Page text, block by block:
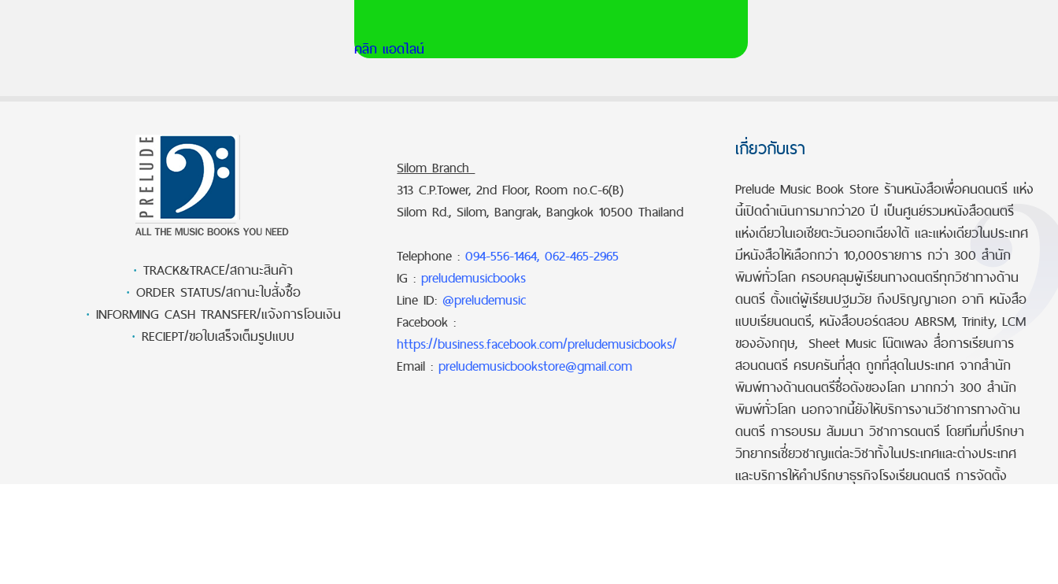
คลิก แอดไลน์
· TRACK&TRACE/สถานะสินค้า
· ORDER STATUS/สถานะใบสั่งซื้อ
· INFORMING CASH TRANSFER/แจ้งการโอนเงิน
· RECIEPT/ขอใบเสร็จเต็มรูปแบบ
Silom Branch
313 C.P.Tower, 2nd Floor, Room no.C-6(B)
Silom Rd., Silom, Bangrak, Bangkok 10500 Thailand
Telephone : 094-556-1464, 062-465-2965
IG : preludemusicbooks
Line ID: @preludemusic
Facebook :
https://business.facebook.com/preludemusicbooks/
Email : preludemusicbookstore@gmail.com
เกี่ยวกับเรา
Prelude Music Book Store ร้านหนังสือเพื่อคนดนตรี แห่ง
นี้เปิดดำเนินการมากว่า20 ปี เป็นศูนย์รวมหนังสือดนตรี
แห่งเดียวในเอเชียตะวันออกเฉียงใต้ และแห่งเดียวในประเทศ
มีหนังสือให้เลือกกว่า 10,000รายการ กว่า 300 สำนัก
พิมพ์ทั่วโลก ครอบคลุมผู้เรียนทางดนตรีทุกวิชาทางด้าน
ดนตรี ตั้งแต่ผู้เรียนปฐมวัย ถึงปริญญาเอก อาทิ หนังสือ
แบบเรียนดนตรี, หนังสือบอร์ดสอบ ABRSM, Trinity, LCM
ของอังกฤษ, Sheet Music โน๊ตเพลง สื่อการเรียนการ
สอนดนตรี ครบครันที่สุด ถูกที่สุดในประเทศ จากสำนัก
พิมพ์ทางด้านดนตรีชื่อดังของโลก มากกว่า 300 สำนัก
พิมพ์ทั่วโลก นอกจากนี้ยังให้บริการงานวิชาการทางด้าน
ดนตรี การอบรม สัมมนา วิชาการดนตรี โดยทีมที่ปรึกษา
วิทยากรเชี่ยวชาญแต่ละวิชาทั้งในประเทศและต่างประเทศ
และบริการให้คำปรึกษาธุรกิจโรงเรียนดนตรี การจัดตั้ง